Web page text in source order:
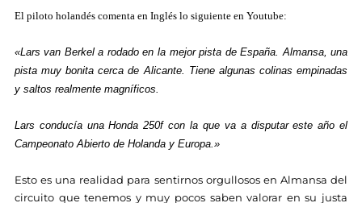
El piloto holandés comenta en Inglés lo siguiente en Youtube:
«Lars van Berkel a rodado en la mejor pista de España. Almansa, una
pista muy bonita cerca de Alicante. Tiene algunas colinas empinadas
y saltos realmente magníficos.
Lars conducía una Honda 250f con la que va a disputar este año el
Campeonato Abierto de Holanda y Europa.»
Esto es una realidad para sentirnos orgullosos en Almansa del
circuito quetenemos y muy pocos saben valorar en su justa